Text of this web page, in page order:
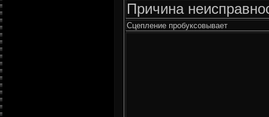
Причина
Сцепление пробуксовывает